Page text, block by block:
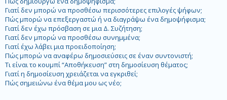
Γιατί δεν μπορώ να προσθέσω περισσότερες επιλογές ψήφων;
Πώς μπορώ να επεξεργαστώ ή να διαγράψω ένα δημοψήφισμα;
Γιατί δεν έχω πρόσβαση σε μια Δ. Συζήτηση;
Γιατί δεν μπορώ να προσθέσω συνημμένα;
Γιατί έχω λάβει μια προειδοποίηση;
Πώς μπορώ να αναφέρω δημοσιεύσεις σε έναν συντονιστή;
Τι είναι το κουμπί “Αποθήκευση” στη δημοσίευση θέματος;
Γιατί η δημοσίευση χρειάζεται να εγκριθεί;
Πώς σημειώνω ένα θέμα μου ως νέο;